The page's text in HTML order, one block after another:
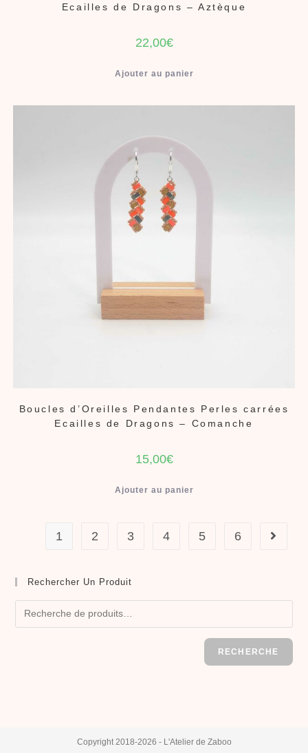
Ecailles de Dragons – Aztèque
22,00€
Ajouter au panier
Boucles d’Oreilles Pendantes Perles carrées
Ecailles de Dragons – Comanche
15,00€
Ajouter au panier
1 2 3 4 5 6
Rechercher Un Produit
RECHERCHE
Copyright 2018-2026 - L'Atelier de Zaboo